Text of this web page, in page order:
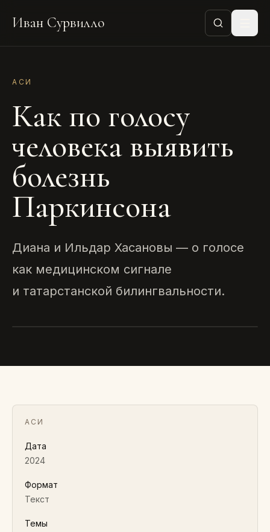
Иван Сурвилло
АСИ
Как по голосу
человека выявить
болезнь
Паркинсона
Диана и Ильдар Хасановы — о голосе
как медицинском сигнале
и татарстанской билингвальности.
болезнь Паркинсона
АСИ
Дата
2024
Формат
Текст
Темы